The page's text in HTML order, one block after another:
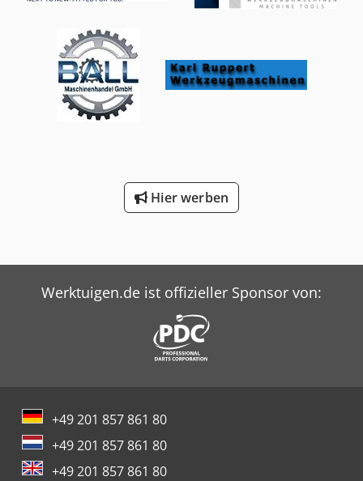
Hier werben
Werktuigen.de ist offizieller Sponsor von:
+49 201 857 861 80
+49 201 857 861 80
+49 201 857 861 80